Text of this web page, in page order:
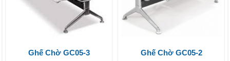
Ghế Chờ GC05-3 Ghế Chờ GC05-2